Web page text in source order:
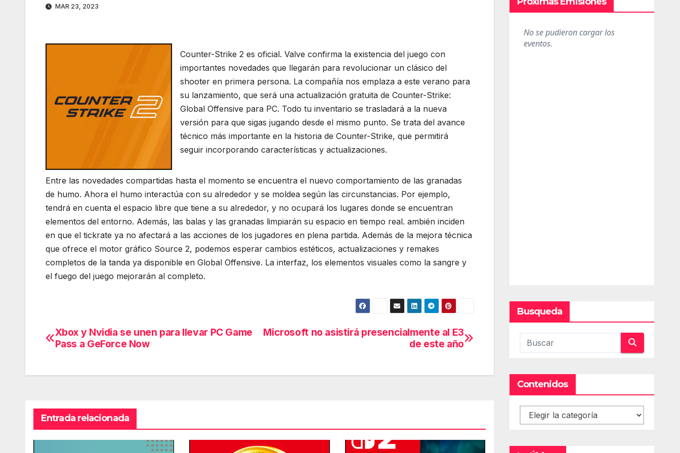
MAR 23, 2023
Counter-Strike 2 es oficial. Valve confirma la existencia del juego con
importantes novedades que llegarán para revolucionar un clásico del
shooter en primera persona. La compañía nos emplaza a este verano para
su lanzamiento, que será una actualización gratuita de Counter-Strike:
Global Offensive para PC. Todo tu inventario se trasladará a la nueva
versión para que sigas jugando desde el mismo punto. Se trata del avance
técnico más importante en la historia de Counter-Strike, que permitirá
seguir incorporando características y actualizaciones.
Entre las novedades compartidas hasta el momento se encuentra el nuevo comportamiento de las granadas
de humo. Ahora el humo interactúa con su alrededor y se moldea según las circunstancias. Por ejemplo,
tendrá en cuenta el espacio libre que tiene a su alrededor, y no ocupará los lugares donde se encuentran
elementos del entorno. Además, las balas y las granadas limpiarán su espacio en tiempo real. ambién inciden
en que el tickrate ya no afectará a las acciones de los jugadores en plena partida. Además de la mejora técnica
que ofrece el motor gráfico Source 2, podemos esperar cambios estéticos, actualizaciones y remakes
completos de la tanda ya disponible en Global Offensive. La interfaz, los elementos visuales como la sangre y
el fuego del juego mejorarán al completo.
Navegación
entradas
Microsoft no asistirá presencialmente al E3
de este año
Xbox y Nvidia se unen para llevar PC Game
Pass a GeForce Now
Entrada relacionada
Busqueda
Contenidos
Contenidos